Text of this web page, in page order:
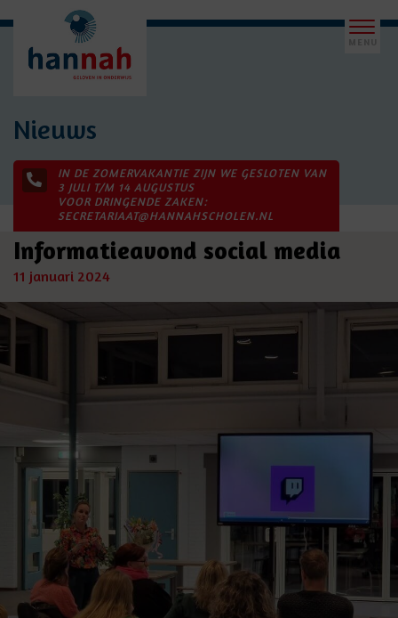
Nieuws
IN DE ZOMERVAKANTIE ZIJN WE GESLOTEN VAN
3 JULI T/M 14 AUGUSTUS
VOOR DRINGENDE ZAKEN:
SECRETARIAAT@HANNAHSCHOLEN.NL
Informatieavond social media
11 januari 2024